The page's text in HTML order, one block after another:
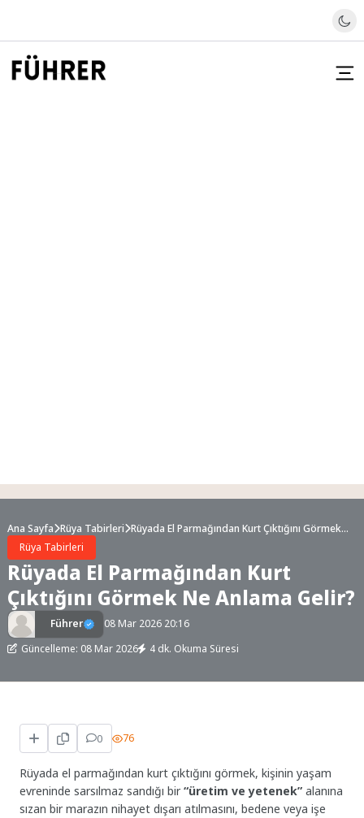
Ana Sayfa Rüya Tabirleri Rüyada El Parmağından Kurt Çıktığını Görmek
Rüya Tabirleri
Rüyada El Parmağından Kurt
Çıktığını Görmek Ne Anlama Gelir?
Führer
08 Mar 2026 20:16
Güncelleme: 08 Mar 2026
4 dk. Okuma Süresi
0 76
Rüyada el parmağından kurt çıktığını görmek, kişinin yaşam
evreninde sarsılmaz sandığı bir“üretim ve yetenek” alanına
sızan bir marazın nihayet dışarı atılmasını, bedene veya işe